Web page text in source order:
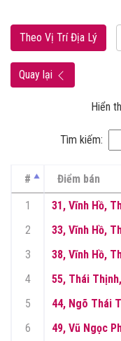
Theo Vị Trí Địa Lý
Quay lại
Hiển
Tìm kiếm:
#
Điểm bán
1
31, Vĩnh Hồ,
2
33, Vĩnh Hồ,
3
38, Vĩnh Hồ,
4
55, Thái
5
44, Ngõ Thái
6
49, Vũ Ngọc